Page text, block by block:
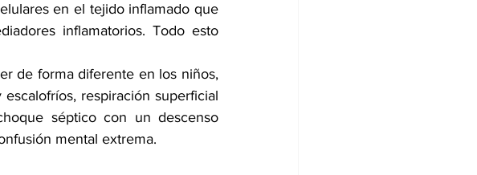
en el tejido inflamado que
inflamatorios. Todo esto
de forma diferente en los niños,
respiración superficial
séptico con un descenso
mental extrema.